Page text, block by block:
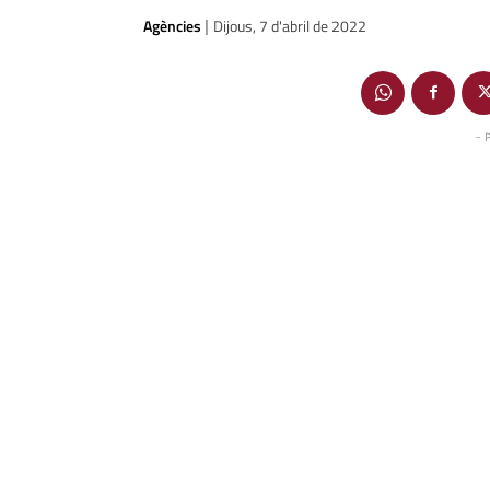
Agències | Dijous, 7 d'abril de 2022
-